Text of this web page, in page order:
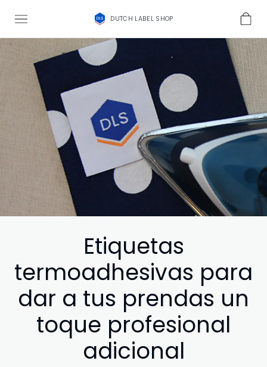
DUTCH LABEL SHOP
Etiquetas
termoadhesivas para
dar a tus prendas un
toque profesional
adicional